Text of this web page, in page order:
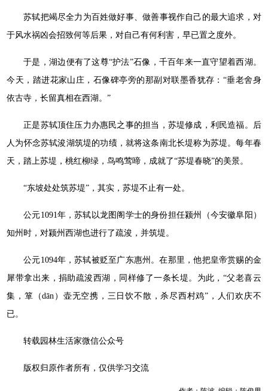
苏轼把竭尽全力为百姓做好事、做善事视作自己的最大追求，对
于风水祸凶会招致何等后果，对自己有何利害，早已置之度外。
于是，湖边便有了这尊“护法”石像，千百年来一直守望着西湖。
今天，踏进花家山庄，石像碑亭旁的那副对联墨香犹存：“垂老舍身
依古寺，长留真相在西湖。”
正是苏轼顶住压力办惠民之事的担当，苏堤修成，利民造福。后
人为怀念苏轼浚湖筑堤的功绩，就将这条南北长堤称为苏堤。每年春
天，踏上苏堤，桃红柳绿，鸟鸣莺啼，成就了“苏堤春晓”的美景。
“东坡处处筑苏堤”，其实，苏堤不止有一处。
公元1091年，苏轼以龙图阁学士的身份担任颍州（今安徽阜阳）
知州时，对颍州西湖也进行了疏浚，并筑堤。
公元1094年，苏轼被贬至广东惠州。在那里，他把皇帝赏赐的金
犀带拿出来，捐助疏浚西湖，同样修了一条长堤。为此，“父老喜云
集，箪（dān）壶无空携，三日饮不散，杀尽西村鸡”，人们欢庆不
已。
转载园林生活家微信公众号
版权归原作者所有，仅供学习交流